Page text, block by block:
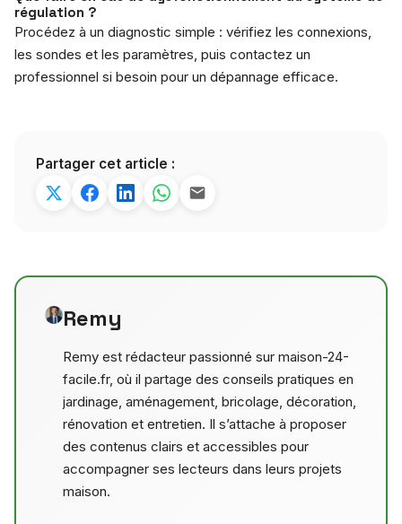
régulation ?
Procédez à un diagnostic simple : vérifiez les connexions,
les sondes et les paramètres, puis contactez un
professionnel si besoin pour un dépannage efficace.
Partager cet article :
Remy
Remy est rédacteur passionné sur maison-24-
facile.fr, où il partage des conseils pratiques en
jardinage, aménagement, bricolage, décoration,
rénovation et entretien. Il s’attache à proposer
des contenus clairs et accessibles pour
accompagner ses lecteurs dans leurs projets
maison.